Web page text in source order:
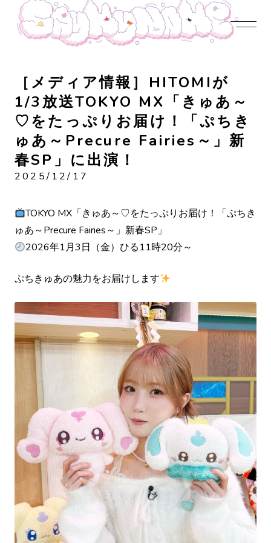
NEWSPROFILECONTENTSDISCOGRAPHYCONTACT
JOIN US LOGIN
［メディア情報］HITOMIが
1/3放送TOKYO MX「きゅあ～
♡をたっぷりお届け！「ぷちき
ゅあ～Precure Fairies～」新
春SP」に出演！
2025/12/17
TOKYO MX「きゅあ～♡をたっぷりお届け！「ぷちき
ゅあ～Precure Fairies～」新春SP」
2026年1月3日（金）ひる11時20分～
ぷちきゅあの魅力をお届けします